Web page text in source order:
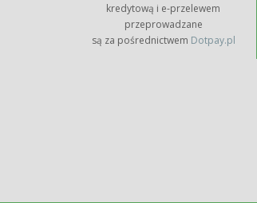
kredytową i e-przelewem
przeprowadzane
są za pośrednictwem Dotpay.pl